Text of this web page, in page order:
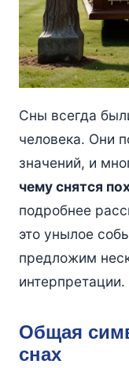
Сны всегда
человека. Они
значений, и
чему снятся
подробнее
это унылое
предложим
интерпретации.
Общая
снах